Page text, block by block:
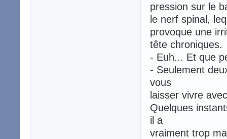
pression sur le
le nerf spinal,
provoque une
tête chroniques.
- Euh... Et que
- Seulement
vous
laisser vivre
Quelques
il a
vraiment trop